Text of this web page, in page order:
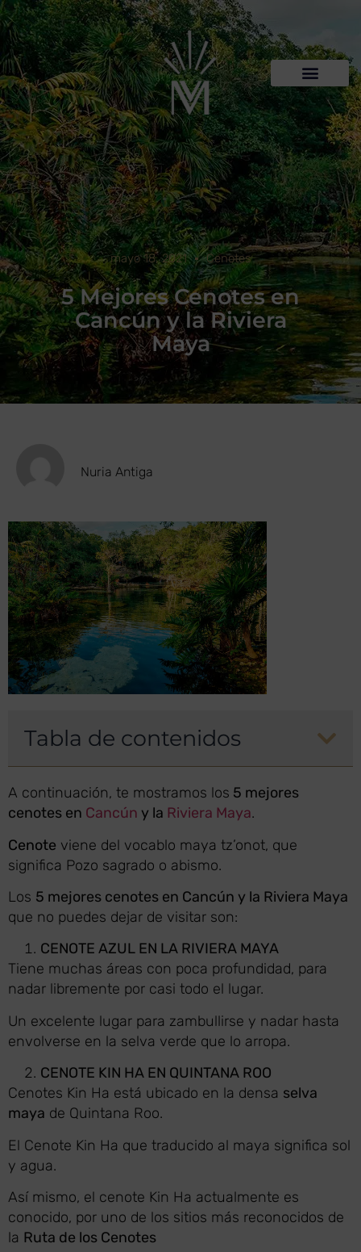
mayo 18, 2021 Cenotes
5 Mejores Cenotes en
Cancún y la Riviera
Maya
Nuria Antiga
Tabla de contenidos
A continuación, te mostramos los 5 mejores
cenotes en Cancún y la Riviera Maya.
Cenote viene del vocablo maya tz’onot, que
significa Pozo sagrado o abismo.
Los 5 mejores cenotes en Cancún y la Riviera Maya
que no puedes dejar de visitar son:
CENOTE AZUL EN LA RIVIERA MAYA
Tiene muchas áreas con poca profundidad, para
nadar libremente por casi todo el lugar.
Un excelente lugar para zambullirse y nadar hasta
envolverse en la selva verde que lo arropa.
CENOTE KIN HA EN QUINTANA ROO
Cenotes Kin Ha está ubicado en la densa selva
maya de Quintana Roo.
El Cenote Kin Ha que traducido al maya significa sol
y agua.
Así mismo, el cenote Kin Ha actualmente es
conocido, por uno de los sitios más reconocidos de
la Ruta de los Cenotes